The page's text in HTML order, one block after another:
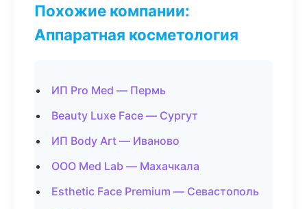
Похожие компании:
Аппаратная косметология
ИП Pro Med — Пермь
Beauty Luxe Face — Сургут
ИП Body Art — Иваново
ООО Med Lab — Махачкала
Esthetic Face Premium — Севастополь